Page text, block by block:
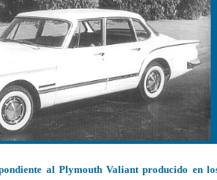
al Plymouth Valiant producido en